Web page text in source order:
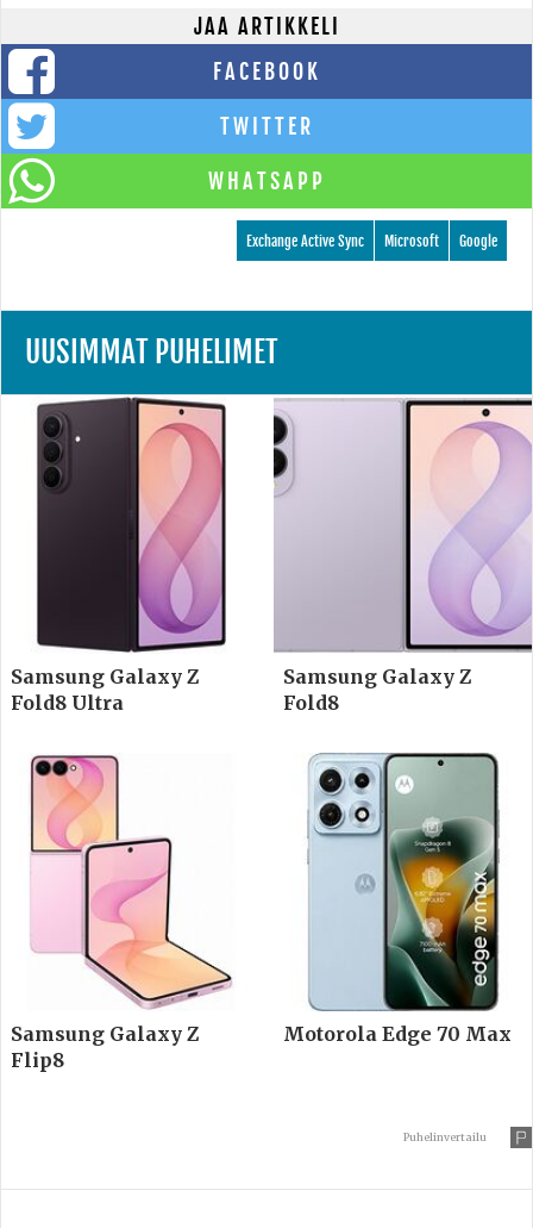
JAA ARTIKKELI
FACEBOOK
TWITTER
WHATSAPP
Google
Microsoft
Exchange Active Sync
UUSIMMAT PUHELIMET
Samsung Galaxy Z
Fold8 Ultra
Samsung Galaxy Z
Fold8
Samsung Galaxy Z
Flip8
Motorola Edge 70 Max
Puhelinvertailu